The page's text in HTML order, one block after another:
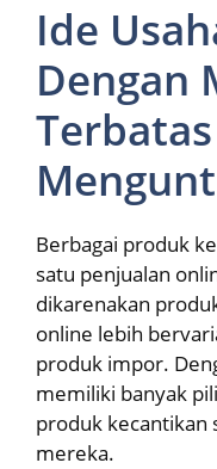
Ide
Dengan
Berbagai produk
satu penjualan
dikarenakan
online lebih
produk impor.
memiliki banyak
produk kecantikan
mereka.